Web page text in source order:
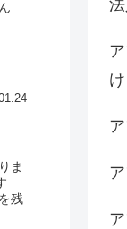
ま
残
け